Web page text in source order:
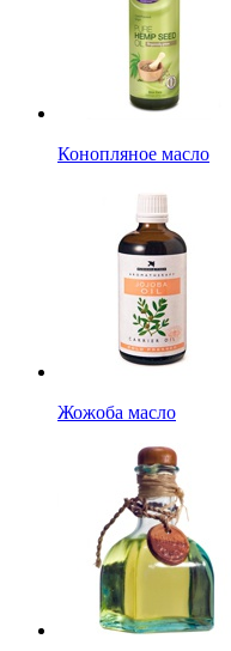
Конопляное масло
Жожоба масло